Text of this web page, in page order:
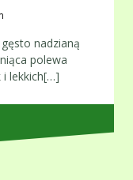
nadzianą
polewa
i lekkich[…]